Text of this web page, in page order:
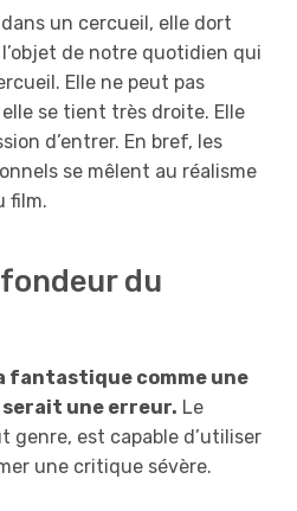
un cercueil, elle dort
de notre quotidien qui
Elle ne peut pas
elle se tient très droite. Elle
d’entrer. En bref, les
se mêlent au réalisme
film.
du
fantastique comme une
une erreur. Le
est capable d’utiliser
une critique sévère.